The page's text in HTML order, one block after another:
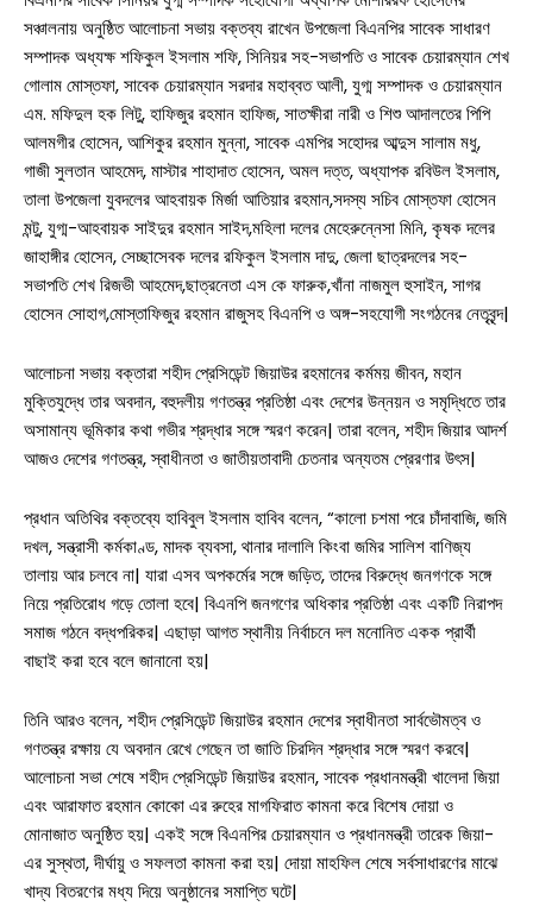
সাতক্ষীরা সদর
আশাশুনি
দেবহাটা তালা
শ্যামনগর
কলারোয়া
আন্তর্জাতিক
সঞ্চালনায় অনুষ্ঠিত আলোচনা সভায় বক্তব্য রাখেন উপজেলা বিএনপির সাবেক সাধারণ
সম্পাদক অধ্যক্ষ শফিকুল ইসলাম শফি, সিনিয়র সহ-সভাপতি ও সাবেক চেয়ারম্যান শেখ
গোলাম মোস্তফা, সাবেক চেয়ারম্যান সরদার মহাব্বত আলী, যুগ্ম সম্পাদক ও চেয়ারম্যান
এম. মফিদুল হক লিটু, হাফিজুর রহমান হাফিজ, সাতক্ষীরা নারী ও শিশু আদালতের পিপি
আলমগীর হোসেন, আশিকুর রহমান মুন্না, সাবেক এমপির সহোদর আব্দুস সালাম মধু,
গাজী সুলতান আহমেদ, মাস্টার শাহাদাত হোসেন, অমল দত্ত, অধ্যাপক রবিউল ইসলাম,
তালা উপজেলা যুবদলের আহবায়ক মির্জা আতিয়ার রহমান,সদস্য সচিব মোস্তফা হোসেন
মন্টু, যুগ্ম-আহবায়ক সাইদুর রহমান সাইদ,মহিলা দলের মেহেরুন্নেসা মিনি, কৃষক দলের
জাহাঙ্গীর হোসেন, সেচ্ছাসেবক দলের রফিকুল ইসলাম দাদু, জেলা ছাত্রদলের সহ-
সভাপতি শেখ রিজভী আহমেদ,ছাত্রনেতা এস কে ফারুক,খাঁনা নাজমুল হুসাইন, সাগর
হোসেন সোহাগ,মোস্তাফিজুর রহমান রাজুসহ বিএনপি ও অঙ্গ-সহযোগী সংগঠনের নেতৃবৃন্দ|
আলোচনা সভায় বক্তারা শহীদ প্রেসিডেন্ট জিয়াউর রহমানের কর্মময় জীবন, মহান
মুক্তিযুদ্ধে তার অবদান, বহুদলীয় গণতন্ত্র প্রতিষ্ঠা এবং দেশের উন্নয়ন ও সমৃদ্ধিতে তার
অসামান্য ভূমিকার কথা গভীর শ্রদ্ধার সঙ্গে স্মরণ করেন| তারা বলেন, শহীদ জিয়ার আদর্শ
আজও দেশের গণতন্ত্র, স্বাধীনতা ও জাতীয়তাবাদী চেতনার অন্যতম প্রেরণার উৎস|
প্রধান অতিথির বক্তব্যে হাবিবুল ইসলাম হাবিব বলেন, “কালো চশমা পরে চাঁদাবাজি, জমি
দখল, সন্ত্রাসী কর্মকাণ্ড, মাদক ব্যবসা, থানার দালালি কিংবা জমির সালিশ বাণিজ্য
তালায় আর চলবে না| যারা এসব অপকর্মের সঙ্গে জড়িত, তাদের বিরুদ্ধে জনগণকে সঙ্গে
নিয়ে প্রতিরোধ গড়ে তোলা হবে| বিএনপি জনগণের অধিকার প্রতিষ্ঠা এবং একটি নিরাপদ
সমাজ গঠনে বদ্ধপরিকর| এছাড়া আগত স্থানীয় নির্বাচনে দল মনোনিত একক প্রার্থী
বাছাই করা হবে বলে জানানো হয়|
তিনি আরও বলেন, শহীদ প্রেসিডেন্ট জিয়াউর রহমান দেশের স্বাধীনতা সার্বভৌমত্ব ও
গণতন্ত্র রক্ষায় যে অবদান রেখে গেছেন তা জাতি চিরদিন শ্রদ্ধার সঙ্গে স্মরণ করবে|
আলোচনা সভা শেষে শহীদ প্রেসিডেন্ট জিয়াউর রহমান, সাবেক প্রধানমন্ত্রী খালেদা জিয়া
এবং আরাফাত রহমান কোকো এর রুহের মাগফিরাত কামনা করে বিশেষ দোয়া ও
মোনাজাত অনুষ্ঠিত হয়| একই সঙ্গে বিএনপির চেয়ারম্যান ও প্রধানমন্ত্রী তারেক জিয়া-
এর সুস্থতা, দীর্ঘায়ু ও সফলতা কামনা করা হয়| দোয়া মাহফিল শেষে সর্বসাধারণের মাঝে
খাদ্য বিতরণের মধ্য দিয়ে অনুষ্ঠানের সমাপ্তি ঘটে|